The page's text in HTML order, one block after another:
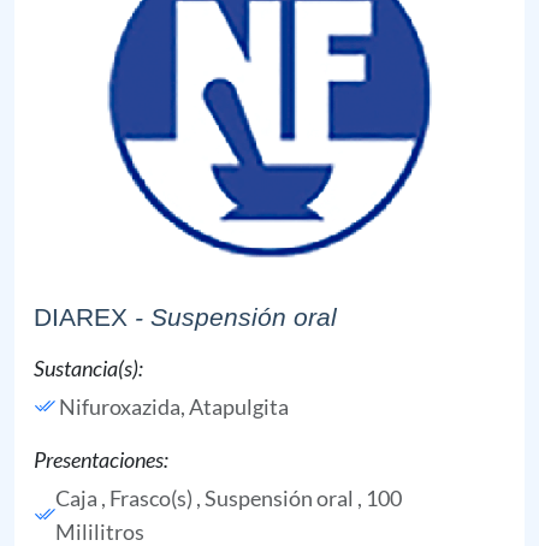
DIAREX - Suspensión oral
Sustancia(s):
Nifuroxazida,Atapulgita
Presentaciones:
Caja , Frasco(s) , Suspensión oral , 100
Mililitros